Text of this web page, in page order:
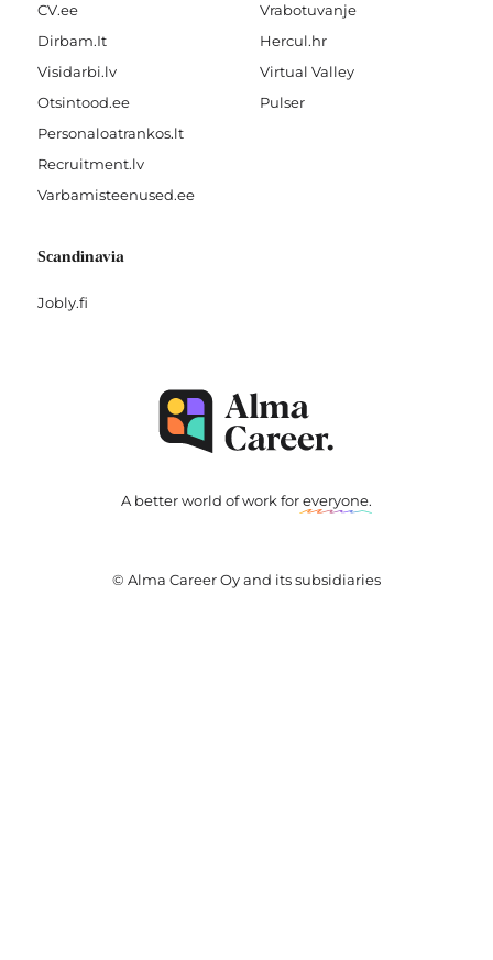
CV.ee
Dirbam.It
Visidarbi.lv
Otsintood.ee
Personaloatrankos.lt
Recruitment.lv
Varbamisteenused.ee
Vrabotuvanje
Hercul.hr
Virtual Valley
Pulser
Scandinavia
Jobly.fi
A better world of work foreveryone.
© Alma Career Oy and its subsidiaries